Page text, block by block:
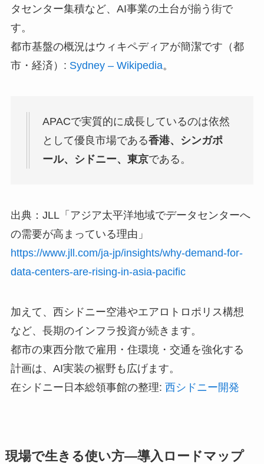
タセンター集積など、AI事業の土台が揃う街で
す。
都市基盤の概況はウィキペディアが簡潔です（都
市・経済）: Sydney – Wikipedia。
APACで実質的に成長しているのは依然
として優良市場である香港、シンガポ
ール、シドニー、東京である。
出典：JLL「アジア太平洋地域でデータセンターへ
の需要が高まっている理由」
https://www.jll.com/ja-jp/insights/why-demand-for-
data-centers-are-rising-in-asia-pacific
加えて、西シドニー空港やエアロトロポリス構想
など、長期のインフラ投資が続きます。
都市の東西分散で雇用・住環境・交通を強化する
計画は、AI実装の裾野も広げます。
在シドニー日本総領事館の整理: 西シドニー開発
現場で生きる使い方—導入ロードマップ